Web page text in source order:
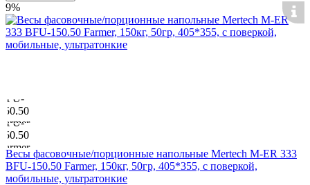
9%
Весы фасовочные/порционные напольные Mertech M-ER 333
BFU-150.50 Farmer, 150кг, 50гр, 405*355, с поверкой,
мобильные, ультратонкие